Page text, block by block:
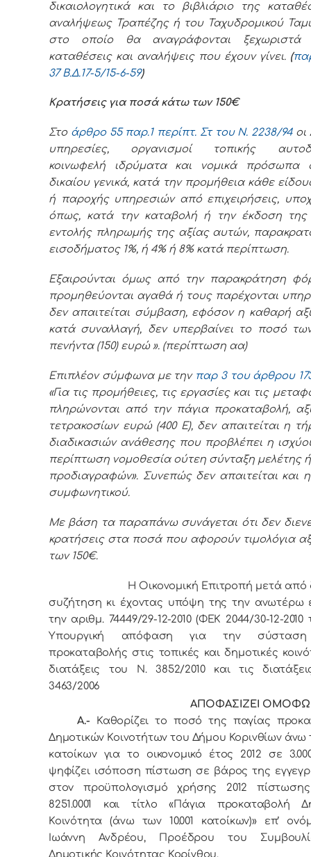
δικαιολογητικά και το βιβλιάριο της
αναλήψεως Τραπέζης ή του Ταχυδρομικού
στο οποίο θα αναγράφονται ξεχωριστά
καταθέσεις και αναλήψεις που έχουν γίνει. (
37 Β.Δ.17-5/15-6-59)
Κρατήσεις για ποσά κάτω των 150€
Στο άρθρο 55 παρ.1 περίπτ. Στ του Ν. 2238/94 οι
υπηρεσίες, οργανισμοί τοπικής
κοινωφελή ιδρύματα και νομικά πρόσωπα
δικαίου γενικά, κατά την προμήθεια κάθε
ή παροχής υπηρεσιών από επιχειρήσεις,
όπως, κατά την καταβολή ή την έκδοση της
εντολής πληρωμής της αξίας αυτών,
εισοδήματος 1%, ή 4% ή 8% κατά περίπτωση.
Εξαιρούνται όμως από την παρακράτηση
προμηθεύονται αγαθά ή τους παρέχονται
δεν απαιτείται σύμβαση, εφόσον η καθαρή
κατά συναλλαγή, δεν υπερβαίνει το ποσό
πενήντα (150) ευρώ ». (περίπτωση αα)
Επιπλέον σύμφωνα με την παρ 3 του άρθρου
«Για τις προμήθειες, τις εργασίες και τις
πληρώνονται από την πάγια προκαταβολή,
τετρακοσίων ευρώ (400 Ε), δεν απαιτείται η
διαδικασιών ανάθεσης που προβλέπει η
περίπτωση νομοθεσία ούτεη σύνταξη μελέτης ή
προδιαγραφών». Συνεπώς δεν απαιτείται και
συμφωνητικού.
Με βάση τα παραπάνω συνάγεται ότι δεν
κρατήσεις στα ποσά που αφορούν τιμολόγια
των 150€.
Η Οικονομική Επιτροπή μετά από
συζήτηση κι έχοντας υπόψη της την ανωτέρω
την αριθμ. 74449/29-12-2010 (ΦΕΚ 2044/30-12-2010
Υπουργική απόφαση για την σύσταση
προκαταβολής στις τοπικές και δημοτικές
διατάξεις του Ν. 3852/2010 και τις
3463/2006
ΑΠΟΦΑΣΙΖΕΙ
Α.- Καθoρίζει τo πoσό της παγίας
Δημοτικών Κοινοτήτων τoυ Δήμoυ Κορινθίων άνω
κατοίκων για τo οικονομικό έτoς 2012 σε
ψηφίζει ισόπoση πίστωση σε βάρoς της
στov πρoϋπολογισμό χρήσης 2012
8251.0001 και τίτλο «Πάγια προκαταβολή
Κοινότητα (άνω των 10.001 κατοίκων)» επ’
Ιωάννη Ανδρέου, Προέδρου του
Δημοτικής Κοινότητας Κορίνθου.